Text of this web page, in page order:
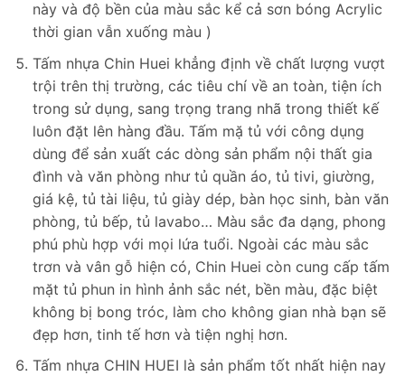
này và độ bền của màu sắc kể cả sơn bóng Acrylic
thời gian vẫn xuống màu )
Tấm nhựa Chin Huei khẳng định về chất lượng vượt
trội trên thị trường, các tiêu chí về an toàn, tiện ích
trong sử dụng, sang trọng trang nhã trong thiết kế
luôn đặt lên hàng đầu. Tấm mặ tủ với công dụng
dùng để sản xuất các dòng sản phẩm nội thất gia
đình và văn phòng như tủ quần áo, tủ tivi, giường,
giá kệ, tủ tài liệu, tủ giày dép, bàn học sinh, bàn văn
phòng, tủ bếp, tủ lavabo… Màu sắc đa dạng, phong
phú phù hợp với mọi lứa tuổi. Ngoài các màu sắc
trơn và vân gỗ hiện có, Chin Huei còn cung cấp tấm
mặt tủ phun in hình ảnh sắc nét, bền màu, đặc biệt
không bị bong tróc, làm cho không gian nhà bạn sẽ
đẹp hơn, tinh tế hơn và tiện nghị hơn.
Tấm nhựa CHIN HUEI là sản phẩm tốt nhất hiện nay